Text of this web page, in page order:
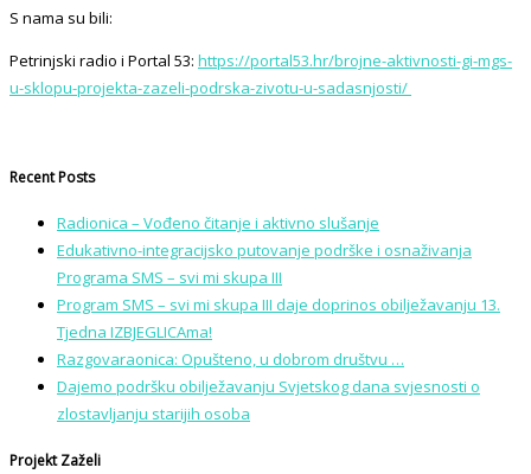
S nama su bili:
Petrinjski radio i Portal 53: https://portal53.hr/brojne-aktivnosti-gi-mgs-
u-sklopu-projekta-zazeli-podrska-zivotu-u-sadasnjosti/
Recent Posts
Radionica – Vođeno čitanje i aktivno slušanje
Edukativno-integracijsko putovanje podrške i osnaživanja
Programa SMS – svi mi skupa III
Program SMS – svi mi skupa III daje doprinos obilježavanju 13.
Tjedna IZBJEGLICAma!
Razgovaraonica: Opušteno, u dobrom društvu …
Dajemo podršku obilježavanju Svjetskog dana svjesnosti o
zlostavljanju starijih osoba
Projekt Zaželi